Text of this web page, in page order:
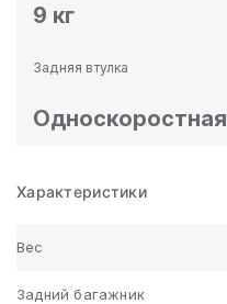
9 кг
Задняя втулка
Односкоростная
Характеристики
Вес
Задний багажник